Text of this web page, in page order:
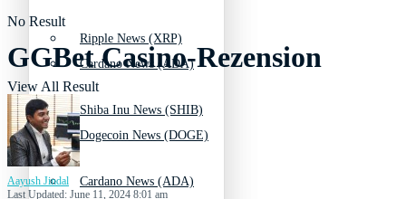
Cardano News (ADA)
Dogecoin News (DOGE)
Ripple News (XRP)
Shiba Inu News (SHIB)
Cardano News (ADA)
No Result
View All Result
GGBet Casino-Rezension
Aayush Jindal
Last Updated: June 11, 2024 8:01 am